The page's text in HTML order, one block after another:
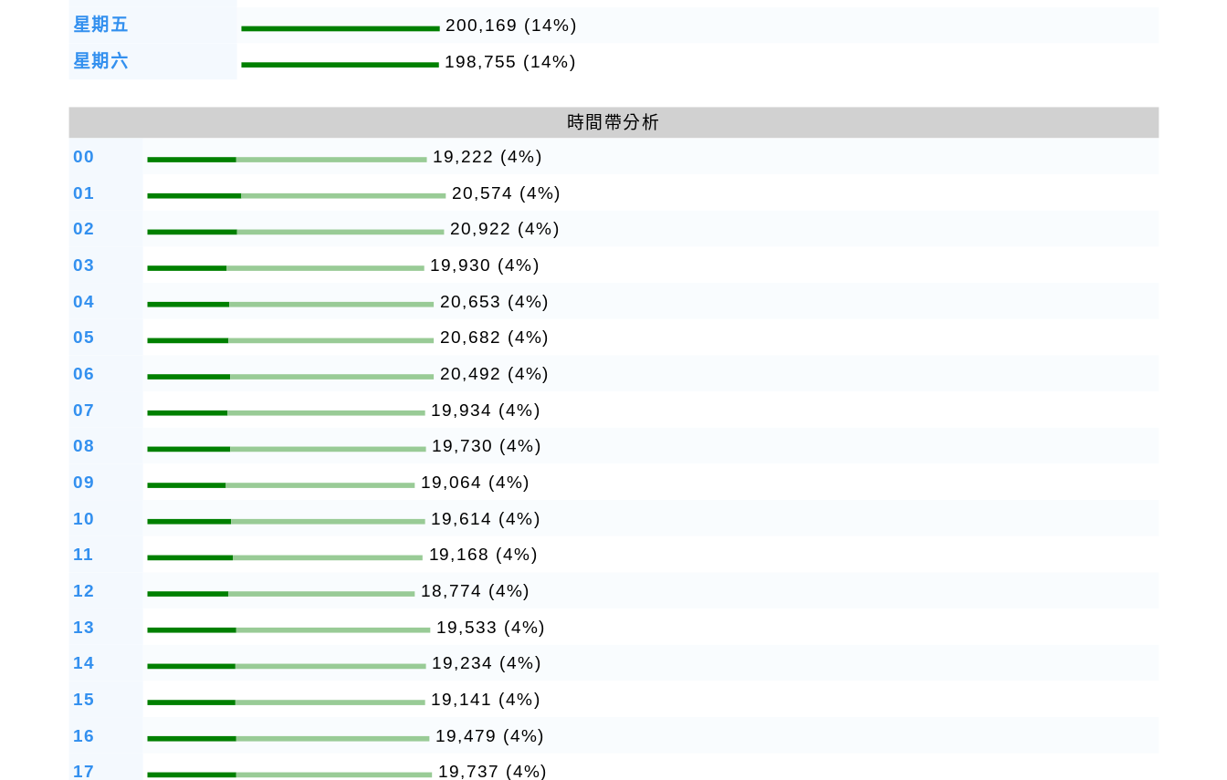
星期五
200,169 (14%)
星期六
198,755 (14%)
時間帶分析
00 19,222 (4%)
01
20,574 (4%)
02
20,922 (4%)
03
19,930 (4%)
04
20,653 (4%)
05
20,682 (4%)
06
20,492 (4%)
07
19,934 (4%)
08 19,730 (4%)
09
19,064 (4%)
10
19,614 (4%)
11
19,168 (4%)
12
18,774 (4%)
13
19,533 (4%)
14
19,234 (4%)
15
19,141 (4%)
16
19,479 (4%)
17
19,737 (4%)